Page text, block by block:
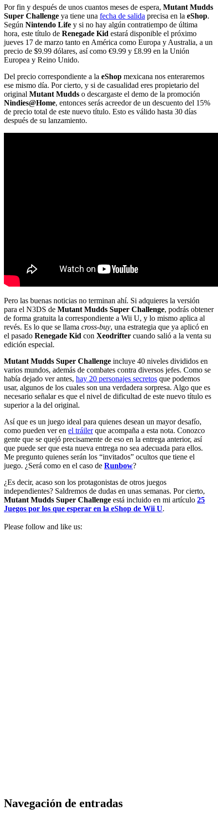
Por fin y después de unos cuantos meses de espera, Mutant Mudds
Super Challenge ya tiene una fecha de salida precisa en la eShop.
Según Nintendo Life y si no hay algún contratiempo de última
hora, este título de Renegade Kid estará disponible el próximo
jueves 17 de marzo tanto en América como Europa y Australia, a un
precio de $9.99 dólares, así como €9.99 y £8.99 en la Unión
Europea y Reino Unido.
Del precio correspondiente a la eShop mexicana nos enteraremos
ese mismo día. Por cierto, y si de casualidad eres propietario del
original Mutant Mudds o descargaste el demo de la promoción
Nindies@Home, entonces serás acreedor de un descuento del 15%
de precio total de este nuevo título. Esto es válido hasta 30 días
después de su lanzamiento.
Pero las buenas noticias no terminan ahí. Si adquieres la versión
para el N3DS de Mutant Mudds Super Challenge, podrás obtener
de forma gratuita la correspondiente a Wii U, y lo mismo aplica al
revés. Es lo que se llama cross-buy, una estrategia que ya aplicó en
el pasado Renegade Kid con Xeodrifter cuando salió a la venta su
edición especial.
Mutant Mudds Super Challenge incluye 40 niveles divididos en
varios mundos, además de combates contra diversos jefes. Como se
había dejado ver antes, hay 20 personajes secretos que podemos
usar, algunos de los cuales son una verdadera sorpresa. Algo que es
necesario señalar es que el nivel de dificultad de este nuevo título es
superior a la del original.
Así que es un juego ideal para quienes desean un mayor desafío,
como pueden ver en el tráilerque acompaña a esta nota. Conozco
gente que se quejó precisamente de eso en la entrega anterior, así
que puede ser que esta nueva entrega no sea adecuada para ellos.
Me pregunto quienes serán los “invitados” ocultos que tiene el
juego. ¿Será como en el caso de Runbow?
¿Es decir, acaso son los protagonistas de otros juegos
independientes? Saldremos de dudas en unas semanas. Por cierto,
Mutant Mudds Super Challenge está incluido en mi artículo 25
Juegos por los que esperar en la eShop de Wii U.
Please follow and like us:
Navegación de entradas